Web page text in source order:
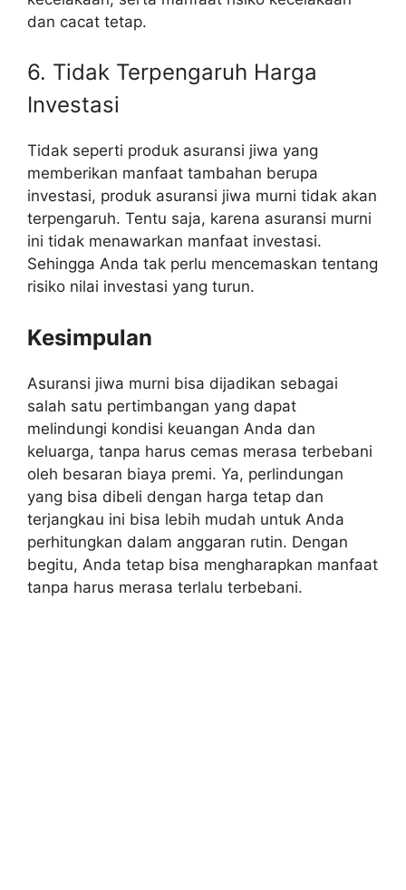
dan cacat tetap.
6. Tidak Terpengaruh Harga
Investasi
Tidak seperti produk asuransi jiwa yang
memberikan manfaat tambahan berupa
investasi, produk asuransi jiwa murni tidak akan
terpengaruh. Tentu saja, karena asuransi murni
ini tidak menawarkan manfaat investasi.
Sehingga Anda tak perlu mencemaskan tentang
risiko nilai investasi yang turun.
Kesimpulan
Asuransi jiwa murni bisa dijadikan sebagai
salah satu pertimbangan yang dapat
melindungi kondisi keuangan Anda dan
keluarga, tanpa harus cemas merasa terbebani
oleh besaran biaya premi. Ya, perlindungan
yang bisa dibeli dengan harga tetap dan
terjangkau ini bisa lebih mudah untuk Anda
perhitungkan dalam anggaran rutin. Dengan
begitu, Anda tetap bisa mengharapkan manfaat
tanpa harus merasa terlalu terbebani.